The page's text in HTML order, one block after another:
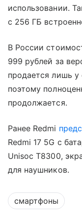
использовании.
с 256 ГБ
В России
999 рублей за
продается лишь у
поэтому
продолжается.
Ранее Redmi
Redmi 17 5G с
Unisoc T8300,
для наушников.
смартфоны